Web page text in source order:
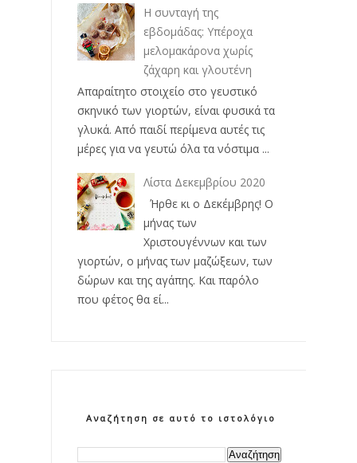
Η συνταγή της
εβδομάδας: Υπέροχα
μελομακάρονα χωρίς
ζάχαρη και γλουτένη
Απαραίτητο στοιχείο στο γευστικό
σκηνικό των γιορτών, είναι φυσικά τα
γλυκά. Από παιδί περίμενα αυτές τις
μέρες για να γευτώ όλα τα νόστιμα ...
Λίστα Δεκεμβρίου 2020
Ήρθε κι ο Δεκέμβρης! Ο
μήνας των
Χριστουγέννων και των
γιορτών, ο μήνας των μαζώξεων, των
δώρων και της αγάπης. Και παρόλο
που φέτος θα εί...
Αναζήτηση σε αυτό το ιστολόγιο